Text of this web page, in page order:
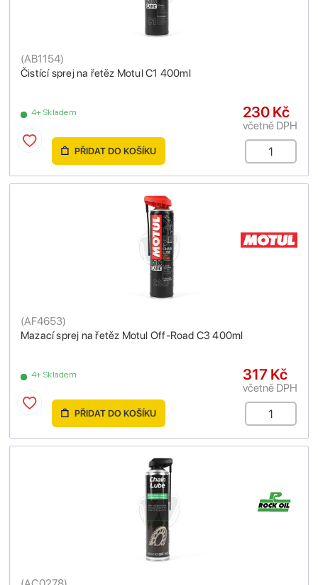
Čistící sprej na řetěz Motul C1 400ml
(AB1154)
4+ Skladem 230 Kč
včetně DPH
PŘIDAT DO KOŠÍKU
Mazací sprej na řetěz Motul Off-Road C3 400ml
(AF4653)
4+ Skladem 317 Kč
včetně DPH
PŘIDAT DO KOŠÍKU